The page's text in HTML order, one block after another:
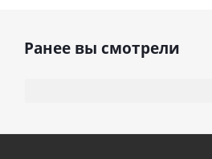
Ранее вы смотрели